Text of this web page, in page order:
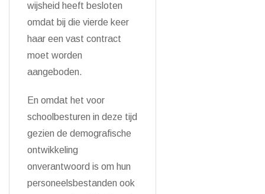
wijsheid heeft besloten
omdat bij die vierde keer
haar een vast contract
moet worden
aangeboden.
En omdat het voor
schoolbesturen in deze tijd
gezien de demografische
ontwikkeling
onverantwoord is om hun
personeelsbestanden ook